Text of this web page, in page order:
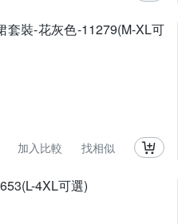
裝-花灰色-11279(M-XL可
加入比較 找相似
4XL可選)